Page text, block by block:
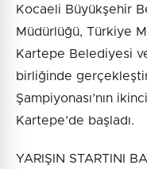
Kocaeli Büyükşehir
Müdürlüğü, Türkiye
Kartepe Belediyesi
birliğinde
Şampiyonası’nın
Kartepe’de başladı.
YARIŞIN STARTINI